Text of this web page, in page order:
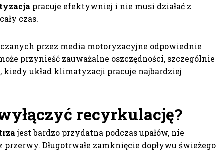
pracuje efektywniej i nie musi działać z
czas.
przez media motoryzacyjne odpowiednie
przynieść zauważalne oszczędności, szczególnie
kiedy układ klimatyzacji pracuje najbardziej
recyrkulację?
jest bardzo przydatna podczas upałów, nie
Długotrwałe zamknięcie dopływu świeżego